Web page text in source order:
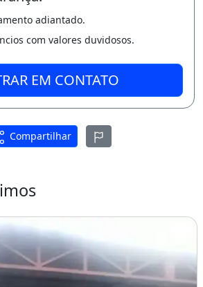
César Souza
(ligação e zap)
adiantado.
com valores duvidosos.
EM CONTATO
Compartilhar